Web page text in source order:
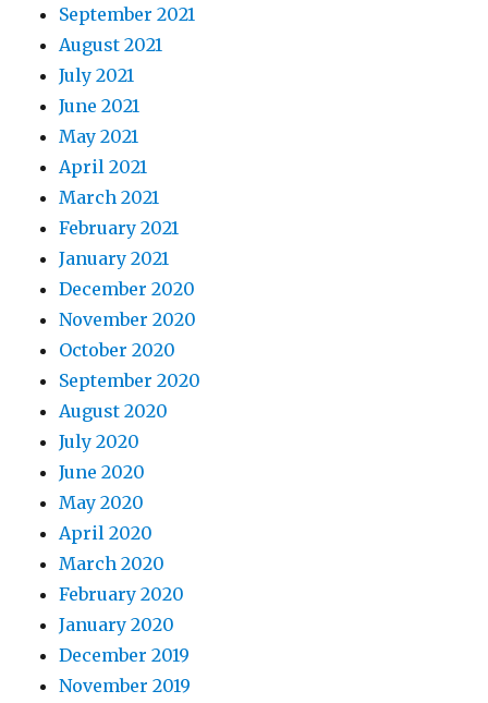
September 2021
August 2021
July 2021
June 2021
May 2021
April 2021
March 2021
February 2021
January 2021
December 2020
November 2020
October 2020
September 2020
August 2020
July 2020
June 2020
May 2020
April 2020
March 2020
February 2020
January 2020
December 2019
November 2019